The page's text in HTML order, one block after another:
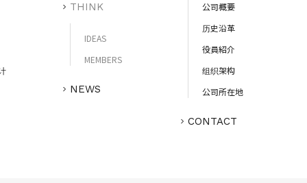
THINK
IDEAS
MEMBERS
NEWS
公司概要
历史沿革
役員紹介
组织架构
公司所在地
CONTACT